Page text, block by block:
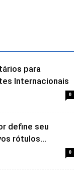
para
Internacionais
0
define seu
rótulos...
0